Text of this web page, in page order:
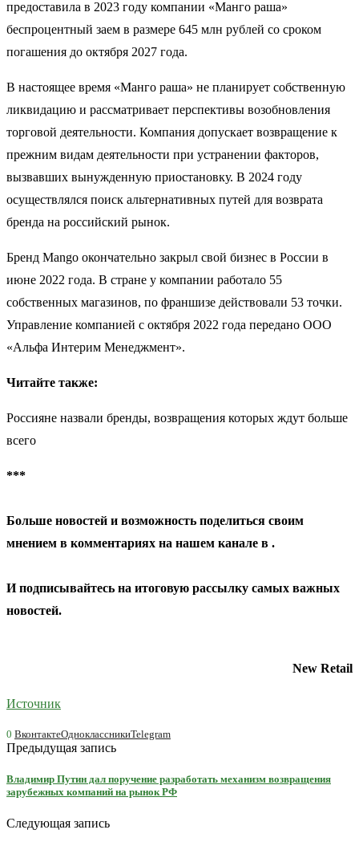
предоставила в 2023 году компании «Манго раша»
беспроцентный заем в размере 645 млн рублей со сроком
погашения до октября 2027 года.
В настоящее время «Манго раша» не планирует собственную
ликвидацию и рассматривает перспективы возобновления
торговой деятельности. Компания допускает возвращение к
прежним видам деятельности при устранении факторов,
вызвавших вынужденную приостановку. В 2024 году
осуществлялся поиск альтернативных путей для возврата
бренда на российский рынок.
Бренд Mango окончательно закрыл свой бизнес в России в
июне 2022 года. В стране у компании работало 55
собственных магазинов, по франшизе действовали 53 точки.
Управление компанией с октября 2022 года передано ООО
«Альфа Интерим Менеджмент».
Читайте также:
Россияне назвали бренды, возвращения которых ждут больше
всего
***
Больше новостей и возможность поделиться своим
мнением в комментариях на нашем канале в .
Иподписывайтесь на итоговую рассылку самых важных
новостей.
New Retail
Источник
0 ВконтактеОдноклассникиTelegram
Предыдущая запись
Владимир Путин дал поручение разработать механизм возвращения
зарубежных компаний на рынок РФ
Следующая запись